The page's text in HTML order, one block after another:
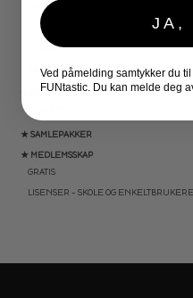
PLANLEGGERE
KLASSEROMSDEKOR
KLASSELEDELSE
BRAIN BREAKS
★ SPILL
★ SAMLEPAKKER
★ MEDLEMSSKAP
GRATIS
LISENSER – SKOLE OG ENKELTBRUKERE
JA,
Ved påmelding samtykker du
FUNtastic. Du kan melde deg